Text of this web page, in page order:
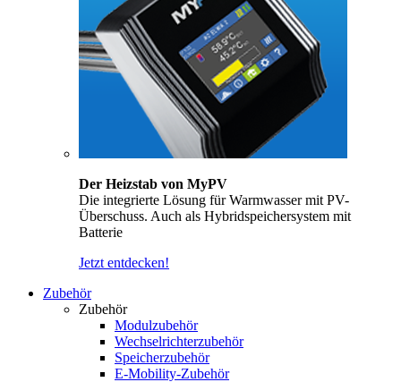
Der Heizstab von MyPV
Die integrierte Lösung für Warmwasser mit PV-
Überschuss. Auch als Hybridspeichersystem mit
Batterie
Jetzt entdecken!
Zubehör
Zubehör
Modulzubehör
Wechselrichterzubehör
Speicherzubehör
E-Mobility-Zubehör